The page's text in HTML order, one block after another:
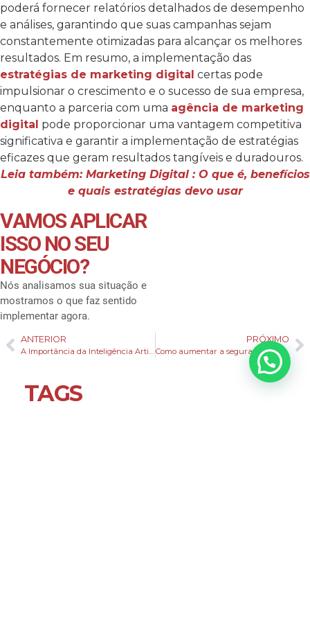
poderá fornecer relatórios detalhados de desempenho
e análises, garantindo que suas campanhas sejam
constantemente otimizadas para alcançar os melhores
resultados. Em resumo, a implementação das
estratégias de marketing digital certas pode
impulsionar o crescimento e o sucesso de sua empresa,
enquanto a parceria com uma agência de marketing
digital pode proporcionar uma vantagem competitiva
significativa e garantir a implementação de estratégias
eficazes que geram resultados tangíveis e duradouros.
Leia também: Marketing Digital : O que é, benefícios
e quais estratégias devo usar
VAMOS APLICAR
ISSO NO SEU
NEGÓCIO?
Nós analisamos sua situação e
mostramos o que faz sentido
implementar agora.
ANTERIOR
A Importância da Inteligência Artificial no contexto do Marketing Digital
PRÓXIMO
TAGS